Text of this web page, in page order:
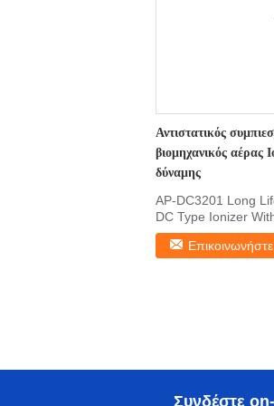
Αντιστατικός
βιομηχανικός αέρας
δύναμης
AP-DC3201 Long
DC Type Ionizer
AP-DC3201, ...
Επικοινωνήστε
Συνδέστε